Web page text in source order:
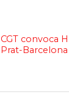
CGT convoca
Prat-